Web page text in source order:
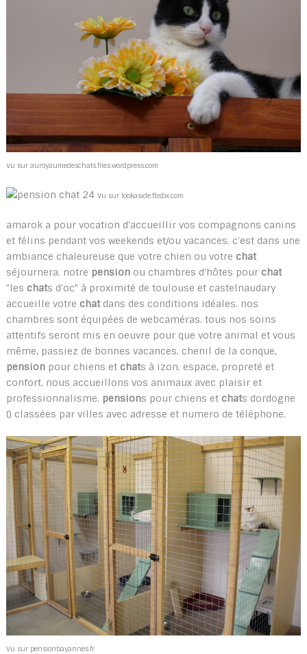
Vu sur auroyaumedeschats.files.wordpress.com
Vu sur lookaside.fbsbx.com
amarok a pour vocation d'accueillir vos compagnons canins
et félins pendant vos weekends et/ou vacances. c'est dans une
ambiance chaleureuse que votre chien ou votre chat
séjournera. notre pensionou chambres d'hôtes pour chat
"les chats d'oc" à proximité de toulouse et castelnaudary
accueille votre chatdans des conditions idéales. nos
chambres sont équipées de webcaméras. tous nos soins
attentifs seront mis en oeuvre pour que votre animal et vous
même, passiez de bonnes vacances. chenil de la conque,
pensionpour chiens et chats à izon. espace, propreté et
confort. nous accueillons vos animaux avec plaisir et
professionnalisme. pensions pour chiens et chats dordogne
() classées par villes avec adresse et numero de téléphone.
Vu sur pensionbayannes.fr